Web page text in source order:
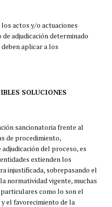
actos y/o actuaciones
adjudicación determinado
deben aplicar a los
SOLUCIONES
sancionatoria frente al
de procedimiento,
del proceso, es
extienden los
injustificada, sobrepasando el
vigente, muchas
como lo son el
el favorecimiento de la